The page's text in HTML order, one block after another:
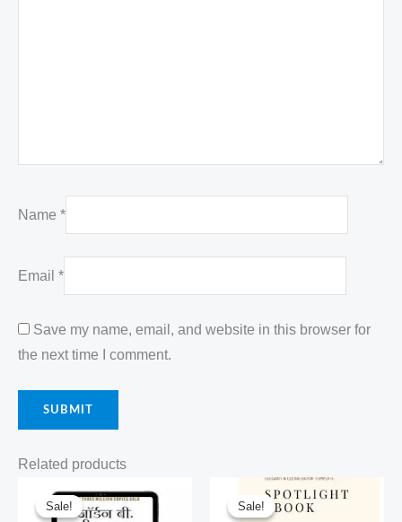
Name *
Email *
Save my name, email, and website in this browser for
the next time I comment.
Related products
Sale!
Sale!price
was:
price
is:
Sale!
Sale!
Original
price
was:
Current
price